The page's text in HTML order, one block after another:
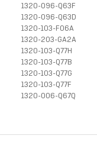
1320-096-Q63F
1320-096-Q63D
1320-103-F06A
1320-203-GA2A
1320-103-Q77H
1320-103-Q77B
1320-103-Q77G
1320-103-Q77F
1320-006-Q67Q